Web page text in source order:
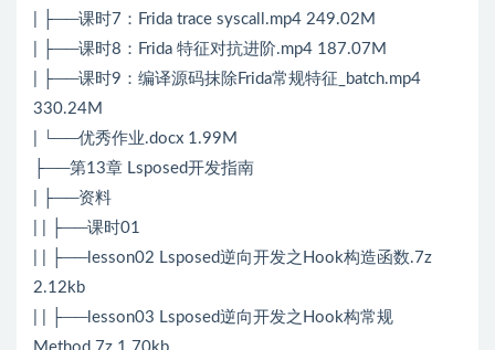
| ├──课时7：Frida trace syscall.mp4 249.02M
| ├──课时8：Frida 特征对抗进阶.mp4 187.07M
| ├──课时9：编译源码抹除Frida常规特征_batch.mp4
330.24M
| └──优秀作业.docx 1.99M
├──第13章 Lsposed开发指南
| ├──资料
| | ├──课时01
| | ├──lesson02 Lsposed逆向开发之Hook构造函数.7z
2.12kb
| | ├──lesson03 Lsposed逆向开发之Hook构常规